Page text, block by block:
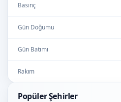
Basınç
Gün Doğumu
Gün Batımı
Rakım
Popüler Şehirler